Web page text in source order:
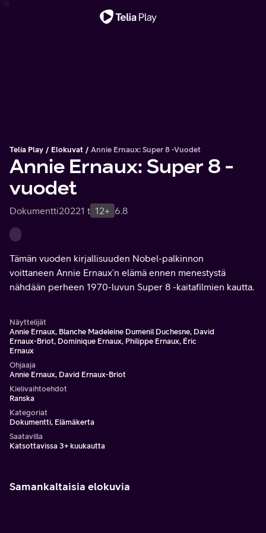
Telia Play Elokuvat Annie Ernaux: Super 8 -vuodet
Annie Ernaux: Super 8 -
vuodet
Dokumentti20221 t 12+ 6.8
Tämän vuoden kirjallisuuden Nobel-palkinnon
voittaneen Annie Ernaux’n elämä ennen menestystä
nähdään perheen 1970-luvun Super 8 -kaitafilmien kautta.
Näyttelijät
Annie Ernaux, Blanche Madeleine Dumenil Duchesne, David
Ernaux-Briot, Dominique Ernaux, Philippe Ernaux, Éric
Ernaux
Ohjaaja
Annie Ernaux, David Ernaux-Briot
Kielivaihtoehdot
Ranska
Kategoriat
Dokumentti, Elämäkerta
Saatavilla
Katsottavissa 3+ kuukautta
Samankaltaisia elokuvia